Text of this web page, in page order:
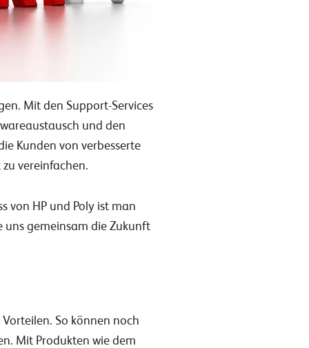
Mit den Support-Services
und den
Kunden von verbesserte
vereinfachen.
von HP und Poly ist man
uns gemeinsam die Zukunft
So können noch
Mit Produkten wie dem